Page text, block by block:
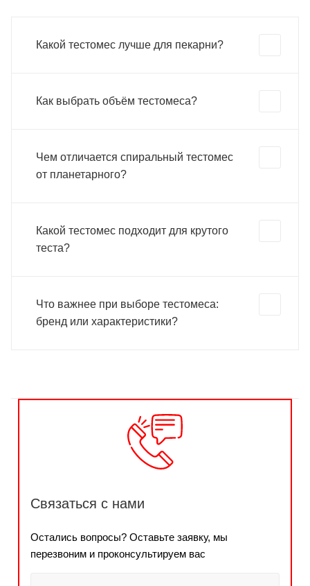
Какой тестомес лучше для пекарни?
Как выбрать объём тестомеса?
Чем отличается спиральный тестомес
от планетарного?
Какой тестомес подходит для крутого
теста?
Что важнее при выборе тестомеса:
бренд или характеристики?
Связаться с нами
Остались вопросы? Оставьте заявку, мы
перезвоним и проконсультируем вас